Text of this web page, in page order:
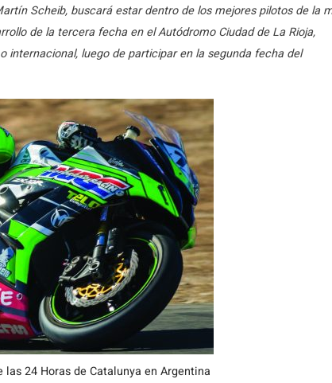
Scheib, buscará estar dentro de los mejores pilotos de la
de la tercera fecha en el Autódromo Ciudad de La Rioja,
internacional, luego de participar en la segunda fecha del
24 Horas de Catalunya en Argentina